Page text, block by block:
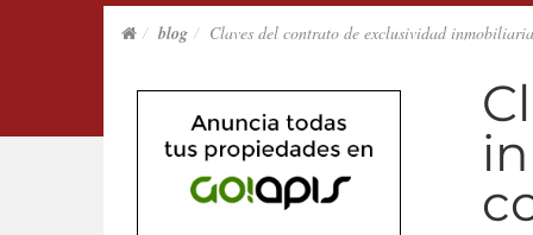
blog Claves del contrato de exclusividad